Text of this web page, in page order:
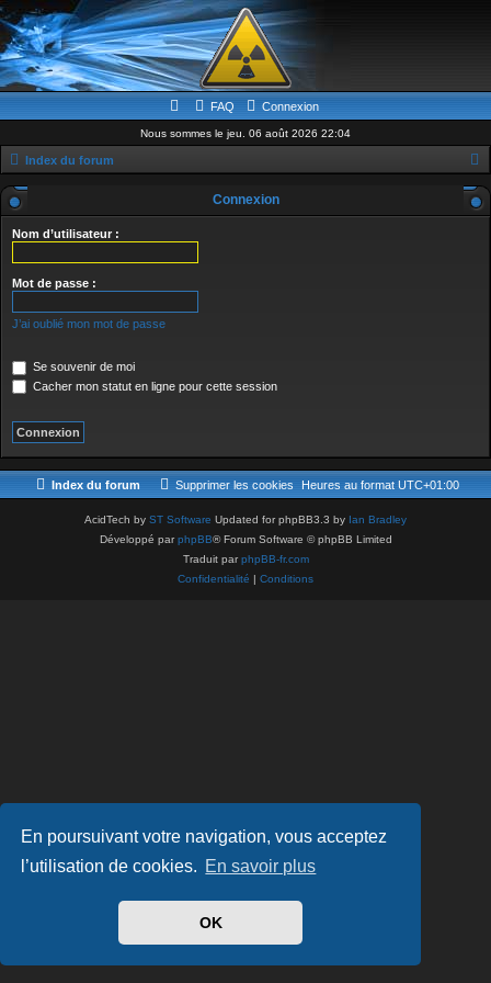
En poursuivant votre navigation, vous acceptez
l’utilisation de cookies. En savoir plus
OK
FAQ Connexion
Nous sommes le jeu. 06 août 2026 22:04
Index du forum
e
Connexion
Nom d’utilisateur :
Mot de passe :
J’ai oublié mon mot de passe
Se souvenir de moi
Cacher mon statut en ligne pour cette session
Index du forum Heures au format UTC+01:00
Supprimer les cookies
AcidTech by ST Software Updated for phpBB3.3 by Ian Bradley
Développé parphpBB® Forum Software © phpBB Limited
Traduit parphpBB-fr.com
Confidentialité | Conditions